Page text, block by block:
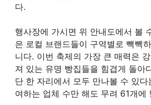
다.
행사장에 가시면 위 안내도에서 볼
은 로컬 브랜드들이 구역별로 빽빽
니다. 이번 축제의 가장 큰 매력은
져 있는 유명 빵집들을 힘겹게 돌아
단 한 자리에서 모두 만나볼 수 있
여하는 업체 수만 해도 무려 61개에